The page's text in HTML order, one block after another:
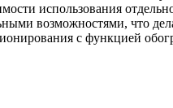
использования
возможностями, что
с функцией